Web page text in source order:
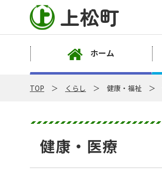
上松町
ホーム
TOP くらし 健康・福祉
健康・医療